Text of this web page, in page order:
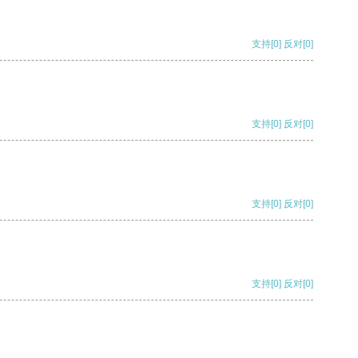
支持[0] 反对[0]
支持[0] 反对[0]
支持[0] 反对[0]
支持[0] 反对[0]